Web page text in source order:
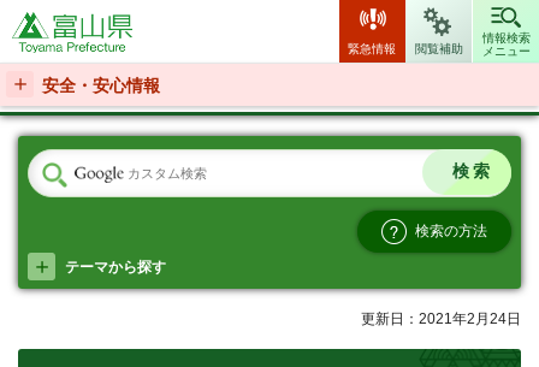
富山県
緊急情報 閲覧補助
情報検索
メニュー
安全・安心情報
検索の方法
テーマから探す
更新日：2021年2月24日